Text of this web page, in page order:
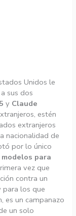
Unidos le
sus dos
y Claude
estén
extranjeros
nacionalidad de
por lo único
para
vez que
contra un
los que
es un campanazo
un solo